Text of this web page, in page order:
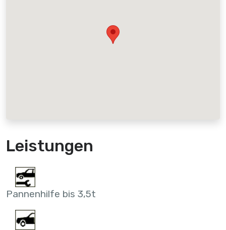
Leistungen
Pannenhilfe bis 3,5t